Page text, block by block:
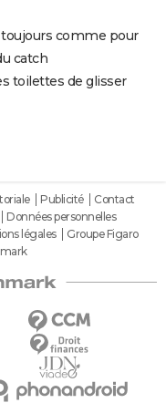
toujours comme pour
catch
toilettes de glisser
Publicité
Contact
Données personnelles
légales
Groupe Figaro